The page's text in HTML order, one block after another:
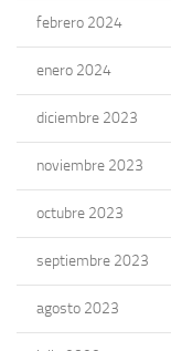
febrero 2024
enero 2024
diciembre 2023
noviembre 2023
octubre 2023
septiembre 2023
agosto 2023